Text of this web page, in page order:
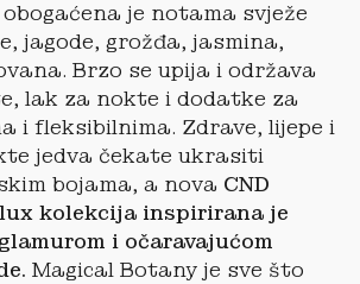
je notama svježe
jagode, grožđa, jasmina,
Brzo se upija i održava
lak za nokte i dodatke za
i fleksibilnima. Zdrave, lijepe i
jedva čekate ukrasiti
bojama, a nova CND
kolekcija inspirirana je
i očaravajućom
Magical Botany je sve što